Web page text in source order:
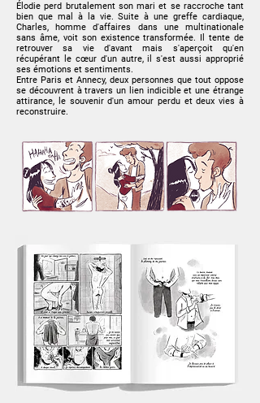
Élodie perd brutalement son mari et se raccroche tant
bien que mal à la vie. Suite à une greffe cardiaque,
Charles, homme d'affaires dans une multinationale
sans âme, voit son existence transformée. Il tente de
retrouver sa vie d'avant mais s'aperçoit qu'en
récupérant le cœur d'un autre, il s'est aussi approprié
ses émotions et sentiments.
Entre Paris et Annecy, deux personnes que tout oppose
se découvrent à travers un lien indicible et une étrange
attirance, le souvenir d'un amour perdu et deux vies à
reconstruire.